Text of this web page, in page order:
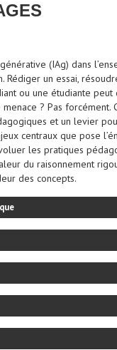
(IAg) dans
Rédiger un essai,
ou une étudiante
? Pas
et un levier
centraux que pose
les pratiques
du raisonnement
des concepts.